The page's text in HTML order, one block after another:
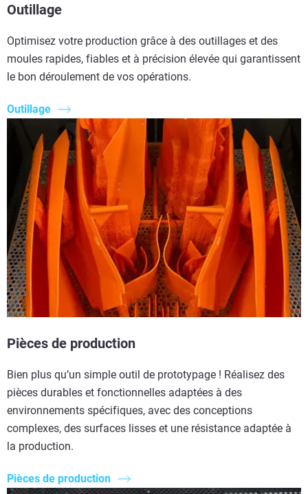
Outillage
Optimisez votre production grâce à des outillages et des
moules rapides, fiables et à précision élevée qui garantissent
le bon déroulement de vos opérations.
Outillage
Pièces de production
Bien plus qu’un simple outil de prototypage ! Réalisez des
pièces durables et fonctionnelles adaptées à des
environnements spécifiques, avec des conceptions
complexes, des surfaces lisses et une résistance adaptée à
la production.
Pièces de production